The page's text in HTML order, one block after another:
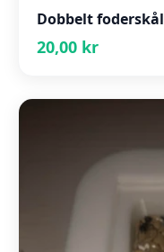
Dobbelt foderskål
20,00 kr